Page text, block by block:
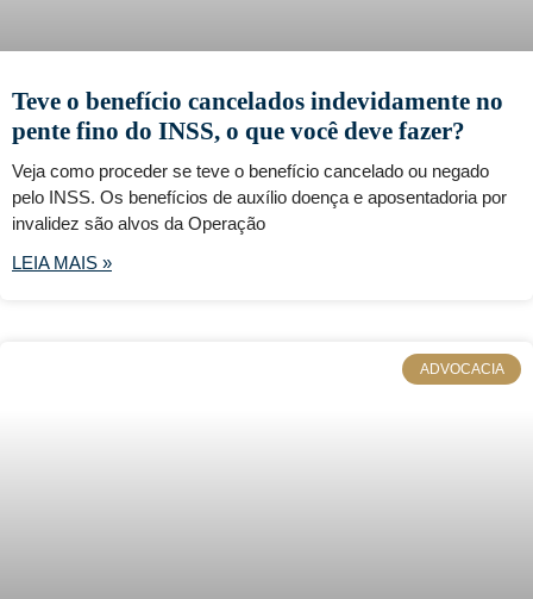
Teve o benefício cancelados indevidamente no
pente fino do INSS, o que você deve fazer?
Veja como proceder se teve o benefício cancelado ou negado
pelo INSS. Os benefícios de auxílio doença e aposentadoria por
invalidez são alvos da Operação
LEIA MAIS »
ADVOCACIA